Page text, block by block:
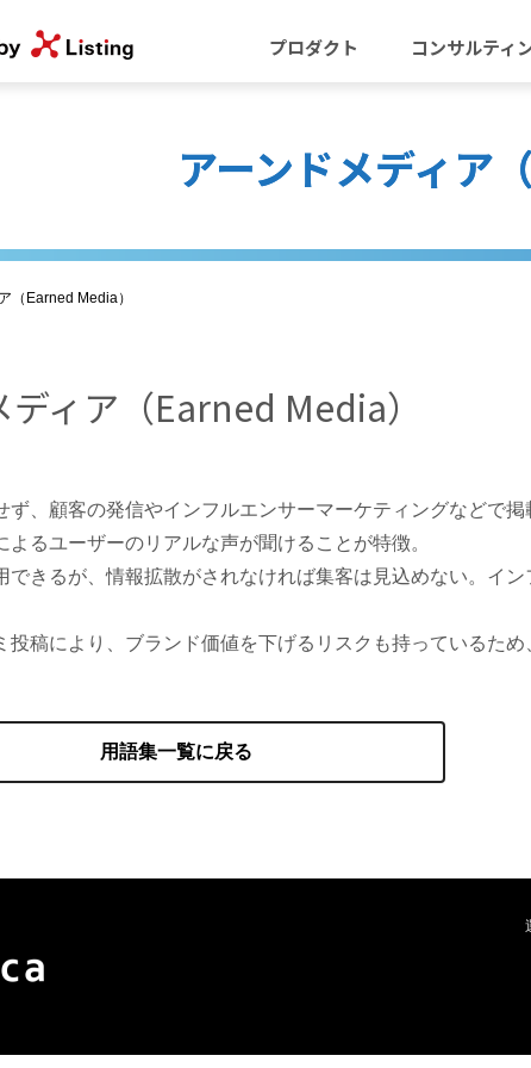
プロダクト コンサルティ
アーンドメディア
（Earned Media）
ディア（Earned Media）
ず、顧客の発信やインフルエンサーマーケティングなどで
よるユーザーのリアルな声が聞けることが特徴。
できるが、情報拡散がされなければ集客は見込めない。イ
投稿により、ブランド価値を下げるリスクも持っているため
用語集一覧に戻る